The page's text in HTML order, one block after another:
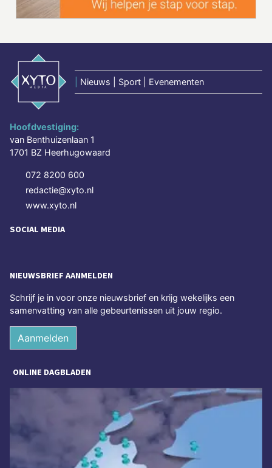
Nieuws | Sport | Evenementen
Hoofdvestiging:
van Benthuizenlaan 1
1701 BZ Heerhugowaard
072 8200 600
redactie@xyto.nl
www.xyto.nl
SOCIAL MEDIA
NIEUWSBRIEF AANMELDEN
Schrijf je in voor onze nieuwsbrief en krijg wekelijks een
samenvatting van alle gebeurtenissen uit jouw regio.
Aanmelden
ONLINE DAGBLADEN